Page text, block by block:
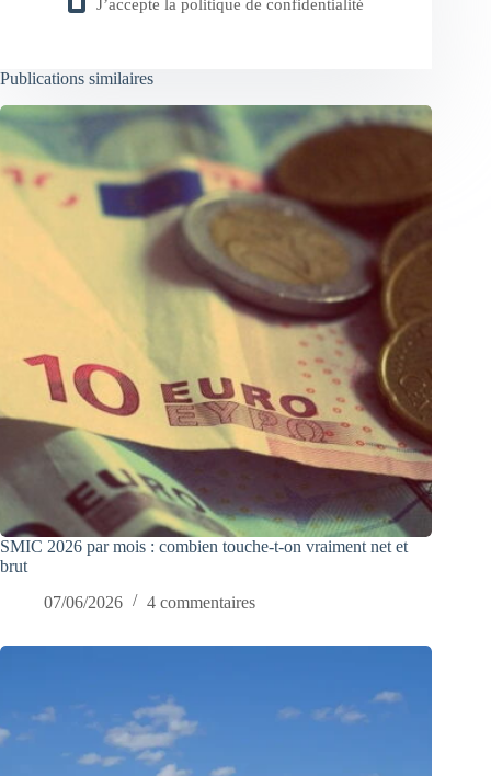
J’accepte la politique de confidentialité
Publications similaires
SMIC 2026 par mois : combien touche-t-on vraiment net et
brut
07/06/2026
4 commentaires